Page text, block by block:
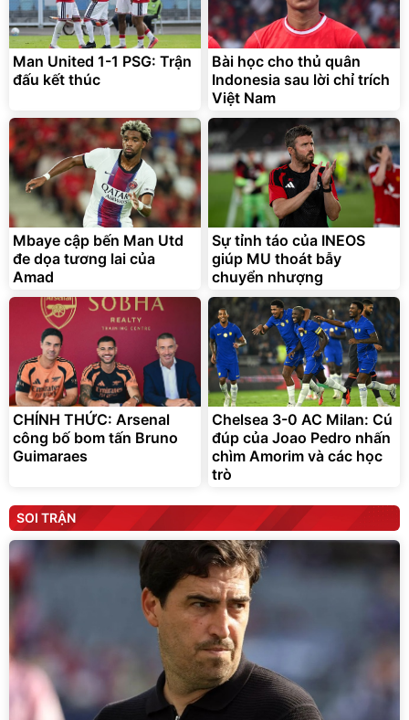
Man United 1-1 PSG: Trận
đấu kết thúc
Bài học cho thủ quân
Indonesia sau lời chỉ trích
Việt Nam
Mbaye cập bến Man Utd
đe dọa tương lai của
Amad
Sự tỉnh táo của INEOS
giúp MU thoát bẫy
chuyển nhượng
CHÍNH THỨC: Arsenal
công bố bom tấn Bruno
Guimaraes
Chelsea 3-0 AC Milan: Cú
đúp của Joao Pedro nhấn
chìm Amorim và các học
trò
SOI TRẬN